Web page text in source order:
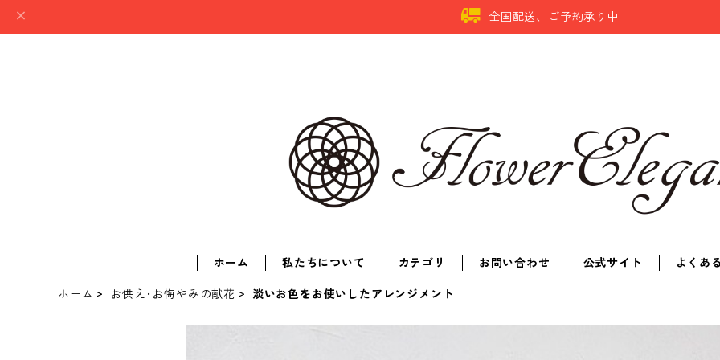
全国配送、ご予約承り中
ホーム 私たちについて カテゴリ お問い合わせ 公式サイト よくあ
ホーム お供え･お悔やみの献花 淡いお色をお使いしたアレンジメント